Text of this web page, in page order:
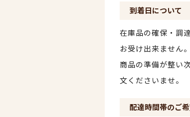
到着日について
在庫品の確保・調
お受け出来ません。
商品の準備が整い
文くださいませ。
配達時間帯のご